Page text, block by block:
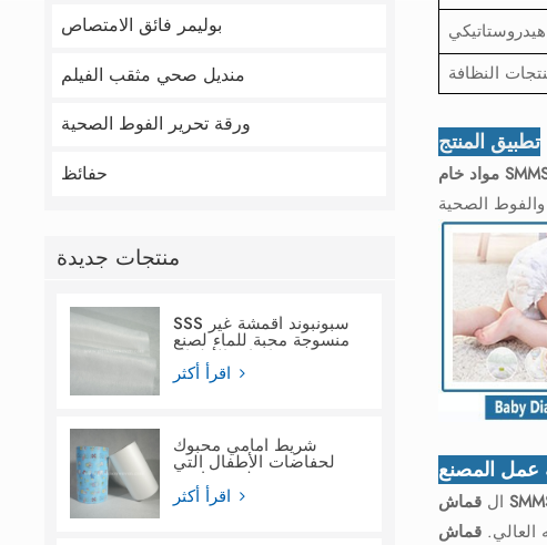
بوليمر فائق الامتصاص
منديل صحي مثقب الفيلم
ورقة تحرير الفوط الصحية
حفائظ
منتجات جديدة
SSS سبونبوند أقمشة غير
منسوجة محبة للماء لصنع
حفاضات الأطفال
شريط أمامي محبوك
لحفاضات الأطفال التي
تستخدم لمرة واحدة
تطبيق المنتج
المصنع
ال
العالي.